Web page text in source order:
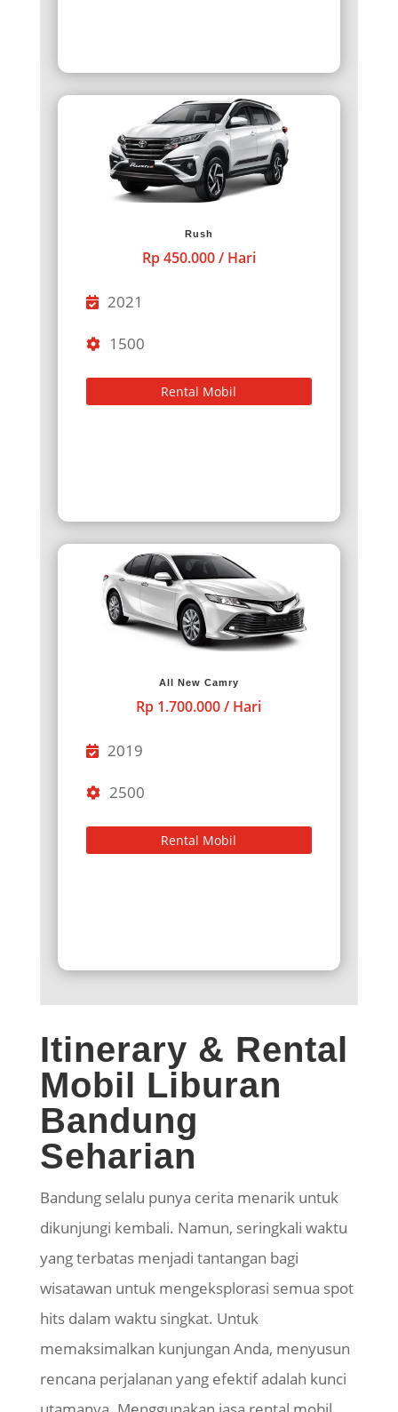
Rush
Rp 450.000 / Hari
2021
1500
Rental Mobil
All New Camry
Rp 1.700.000 / Hari
2019
2500
Rental Mobil
Itinerary & Rental
Mobil Liburan
Bandung
Seharian
Bandung selalu punya cerita menarik untuk
dikunjungi kembali. Namun, seringkali waktu
yang terbatas menjadi tantangan bagi
wisatawan untuk mengeksplorasi semua spot
hits dalam waktu singkat. Untuk
memaksimalkan kunjungan Anda, menyusun
rencana perjalanan yang efektif adalah kunci